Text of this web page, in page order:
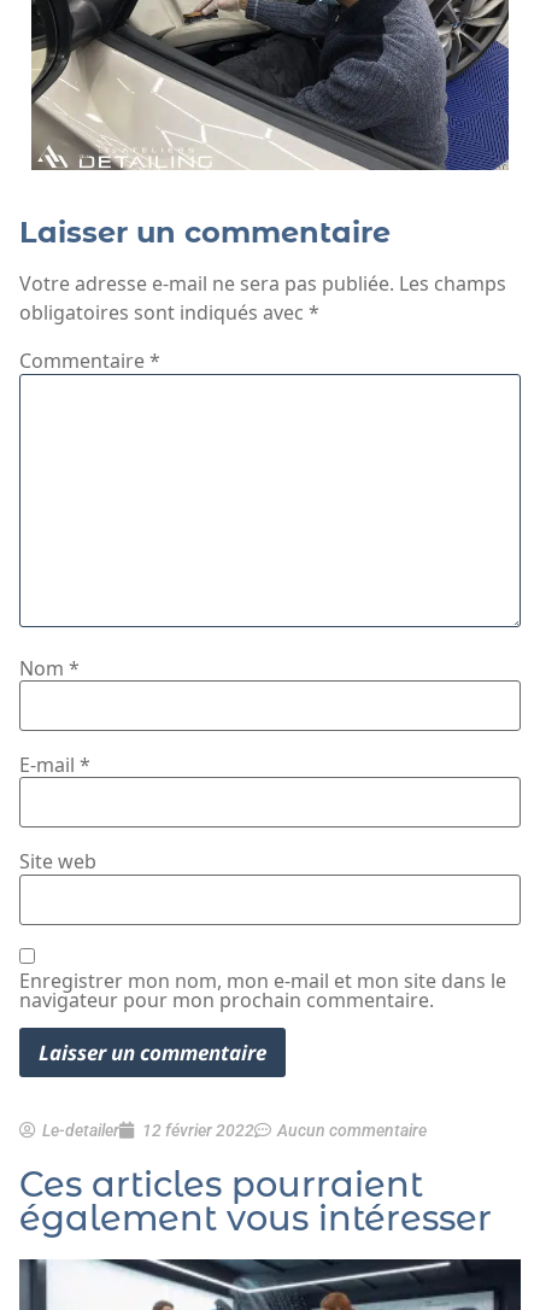
Laisser un commentaire
Votre adresse e-mail ne sera pas publiée. Les champs
obligatoires sont indiqués avec *
Commentaire*
Nom *
E-mail *
Site web
Enregistrer mon nom, mon e-mail et mon site dans le
navigateur pour mon prochain commentaire.
Le-detailer 12 février 2022 Aucun commentaire
Ces articles pourraient
également vous intéresser